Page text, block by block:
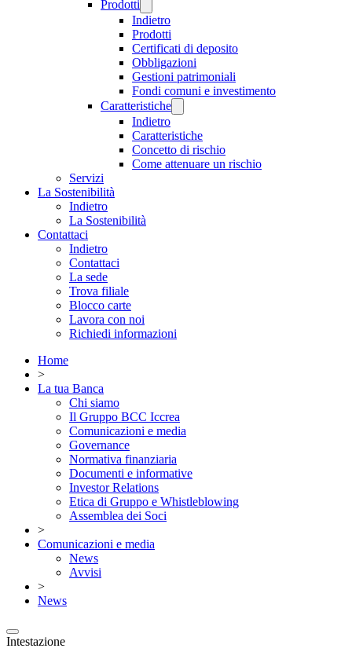
Prodotti
Indietro
Prodotti
Certificati di deposito
Obbligazioni
Gestioni patrimoniali
Fondi comuni e investimento
Caratteristiche
Indietro
Caratteristiche
Concetto di rischio
Come attenuare un rischio
Servizi
La Sostenibilità
Indietro
La Sostenibilità
Contattaci
Indietro
Contattaci
La sede
Trova filiale
Blocco carte
Lavora con noi
Richiedi informazioni
Home
>
La tua Banca
Chi siamo
Il Gruppo BCC Iccrea
Comunicazioni e media
Governance
Normativa finanziaria
Documenti e informative
Investor Relations
Etica di Gruppo e Whistleblowing
Assemblea dei Soci
>
Comunicazioni e media
News
Avvisi
>
News
Intestazione